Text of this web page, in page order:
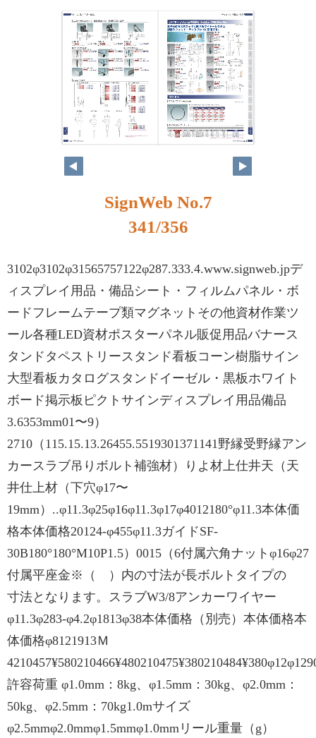
SignWeb No.7
341/356
3102φ3102φ31565757122φ287.333.4.www.signweb.jpデ
ィスプレイ用品・備品シート・フィルムパネル・ボ
ードフレームテープ類マグネットその他資材作業ツ
ール各種LED資材ポスターパネル販促用品バナース
タンドタペストリースタンド看板コーン樹脂サイン
大型看板カタログスタンドイーゼル・黒板ホワイト
ボード掲示板ピクトサインディスプレイ用品備品
3.6353mm01〜9）
2710（115.15.13.26455.5519301371141野縁受野縁アン
カースラブ吊りボルト補強材）りよ材上仕井天（天
井仕上材（下穴φ17〜
19mm）..φ11.3φ25φ16φ11.3φ17φ4012180°φ11.3本体価
格本体価格20124-φ455φ11.3ガイドSF-
30B180°180°M10P1.5）0015（6付属六角ナットφ16φ27
付属平座金※（ ）内の寸法が長ボルトタイプの
寸法となります。スラブW3/8アンカーワイヤー
φ11.3φ283-φ4.2φ1813φ38本体価格（別売）本体価格本
体価格φ8121913Ｍ
許容荷重 φ1.0mm：8kg、φ1.5mm：30kg、φ2.0mm：
50kg、φ2.5mm：70kg1.0mサイズ
φ2.5mmφ2.0mmφ1.5mmφ1.0mmリール重量（g）